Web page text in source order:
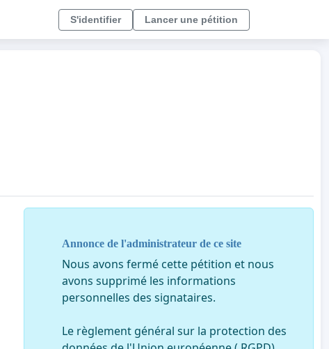
S'identifier Lancer une pétition
Annonce de l'administrateur de ce site
Nous avons fermé cette pétition et nous
avons supprimé les informations
personnelles des signataires.
Le règlement général sur la protection des